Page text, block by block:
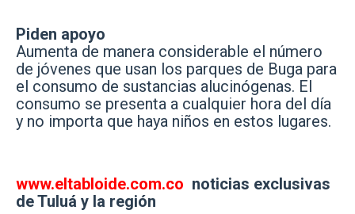
Piden apoyo
Aumenta de manera considerable el número
de jóvenes que usan los parques de Buga para
el consumo de sustancias alucinógenas. El
consumo se presenta a cualquier hora del día
y no importa que haya niños en estos lugares.
www.eltabloide.com.co noticias exclusivas
de Tuluá y la región